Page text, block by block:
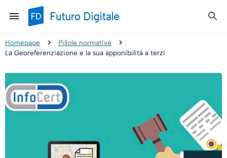
Homepage
Pillole normative
La Georeferenziazione e la sua apponibilità a terzi